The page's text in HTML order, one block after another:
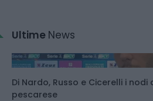
Ultime News
Di Nardo, Russo e Cicerelli i
pescarese